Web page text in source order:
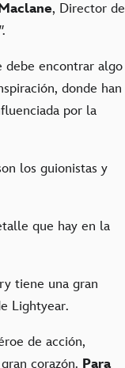
, Director de
debe encontrar algo
donde han
por la
los guionistas y
que hay en la
tiene una gran
Lightyear.
de acción,
corazón. Para